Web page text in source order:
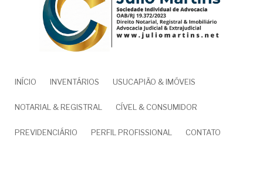
NAVEGAÇÃO
PRINCIPAL
INÍCIO INVENTÁRIOS USUCAPIÃO & IMÓVEIS
NOTARIAL & REGISTRAL CÍVEL & CONSUMIDOR
PREVIDENCIÁRIO PERFIL PROFISSIONAL CONTATO